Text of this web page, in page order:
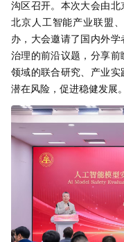
沟区召开。本次大会由北
北京人工智能产业联盟
办，大会邀请了国内外
治理的前沿议题，分享
领域的联合研究、产业
潜在风险，促进稳健发展。